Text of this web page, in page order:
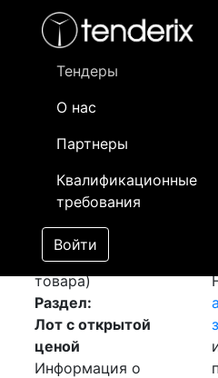
Тендеры
О нас
Партнеры
Квалификационные
требования
Войти
- активный лот
- сохраненный лот (не
Закупка: Листы
[Завершен]
Победитель выбран
Лот №:626
АУКЦИОН (покупка
товара)
Раздел:
Лот с открытой
ценой
Информация о